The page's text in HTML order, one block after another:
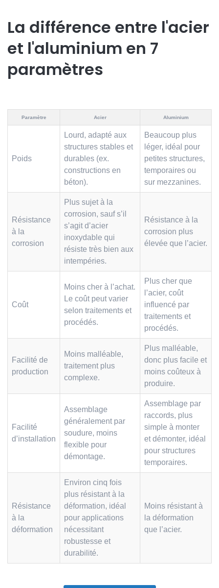
La différence entre l'acier
et l'aluminium en 7
paramètres
Paramètre Acier Aluminium
Poids
Lourd, adapté aux
structures stables et
durables (ex.
constructions en
béton).
Beaucoup plus
léger, idéal pour
petites structures,
temporaires ou
sur mezzanines.
Résistance
à la
corrosion
Plus sujet à la
corrosion, sauf s’il
s’agit d’acier
inoxydable qui
résiste très bien aux
intempéries.
Résistance à la
corrosion plus
élevée que l’acier.
Coût
Moins cher à l’achat.
Le coût peut varier
selon traitements et
procédés.
Plus cher que
l’acier, coût
influencé par
traitements et
procédés.
Facilité de
production
Moins malléable,
traitement plus
complexe.
Plus malléable,
donc plus facile et
moins coûteux à
produire.
Facilité
d’installation
Assemblage
généralement par
soudure, moins
flexible pour
démontage.
Assemblage par
raccords, plus
simple à monter
et démonter, idéal
pour structures
temporaires.
Résistance
à la
déformation
Environ cinq fois
plus résistant à la
déformation, idéal
pour applications
nécessitant
robustesse et
durabilité.
Moins résistant à
la déformation
que l’acier.